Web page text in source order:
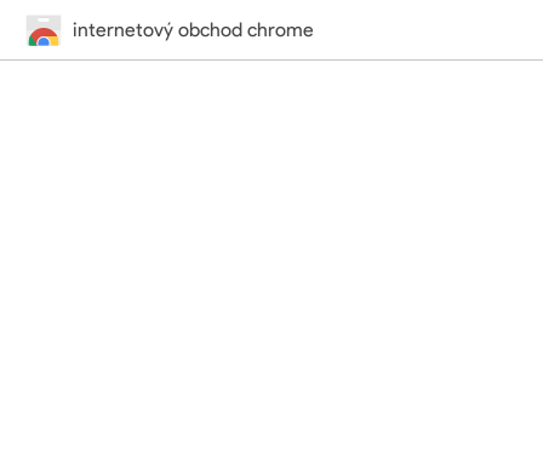
internetový obchod chrome